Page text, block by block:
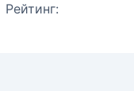
Рейтинг: